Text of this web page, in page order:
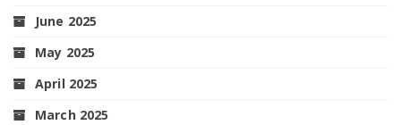
June 2025
May 2025
April 2025
March 2025